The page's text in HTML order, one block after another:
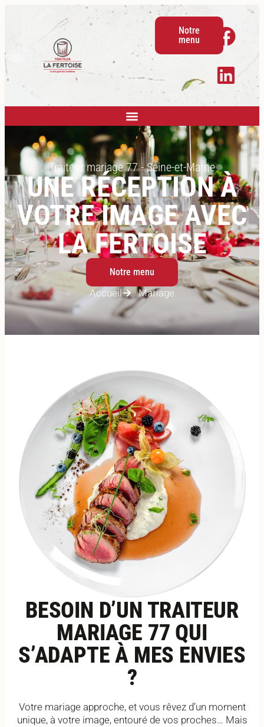
Notre
menu
Traiteur mariage 77 - Seine-et-Marne
UNE RÉCEPTION À
VOTRE IMAGE AVEC
LA FERTOISE
Notre menu
Accueil Mariage
BESOIN D’UN TRAITEUR
MARIAGE 77 QUI
S’ADAPTE À MES ENVIES
?
Votre mariage approche, et vous rêvez d’un moment
unique, à votre image, entouré de vos proches… Mais